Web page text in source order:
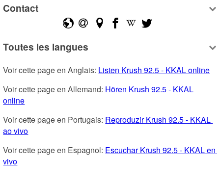
Contact
Toutes les langues
Voir cette page en Anglais: Listen Krush 92.5 - KKAL online
Voir cette page en Allemand: Hören Krush 92.5 - KKAL
online
Voir cette page en Portugais: Reproduzir Krush 92.5 - KKAL
ao vivo
Voir cette page en Espagnol: Escuchar Krush 92.5 - KKAL en
vivo